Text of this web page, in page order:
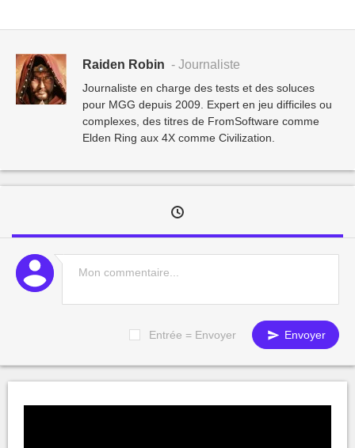
Raiden Robin - Journaliste
Journaliste en charge des tests et des soluces
pour MGG depuis 2009. Expert en jeu difficiles ou
complexes, des titres de FromSoftware comme
Elden Ring aux 4X comme Civilization.
Entrée = Envoyer Envoyer